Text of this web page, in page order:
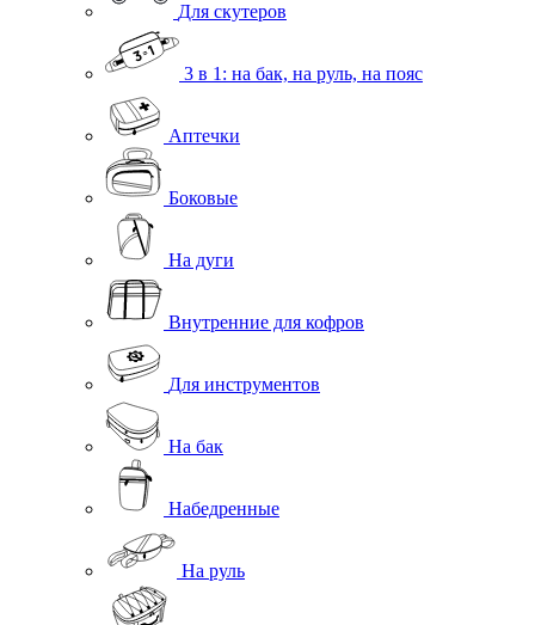
Для скутеров
3 в 1: на бак, на руль, на пояс
Аптечки
Боковые
На дуги
Внутренние для кофров
Для инструментов
На бак
Набедренные
На руль